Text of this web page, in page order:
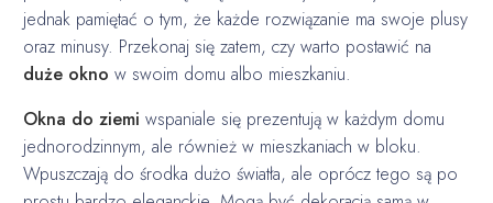
jednak pamiętać o tym, że każde rozwiązanie ma swoje plusy
oraz minusy. Przekonaj się zatem, czy warto postawić na
duże okno w swoim domu albo mieszkaniu.
Okna do ziemi wspaniale się prezentują w każdym domu
jednorodzinnym, ale również w mieszkaniach w bloku.
Wpuszczają do środka dużo światła, ale oprócz tego są po